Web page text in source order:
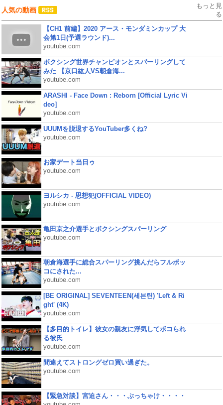
人気の動画
もっと見
る
【CH1 前編】2020 アース・モンダミンカップ 大
会第1日(予選ラウンド)...
youtube.com
ボクシング世界チャンピオンとスパーリングして
みた 【京口紘人VS朝倉海...
youtube.com
ARASHI - Face Down : Reborn [Official Lyric Vi
deo]
youtube.com
UUUMを脱退するYouTuber多くね?
youtube.com
お家デート当日ゥ
youtube.com
ヨルシカ - 思想犯(OFFICIAL VIDEO)
youtube.com
亀田京之介選手とボクシングスパーリング
youtube.com
朝倉海選手に総合スパーリング挑んだらフルボッ
コにされた...
youtube.com
[BE ORIGINAL] SEVENTEEN(세븐틴) 'Left & Ri
ght' (4K)
youtube.com
【多目的トイレ】彼女の親友に浮気してボコられ
る彼氏
youtube.com
間違えてストロングゼロ買い過ぎた。
youtube.com
【緊急対談】宮迫さん・・・ぶっちゃけ・・・・